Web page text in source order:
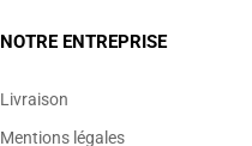
NOTRE ENTREPRISE
Livraison
Mentions légales